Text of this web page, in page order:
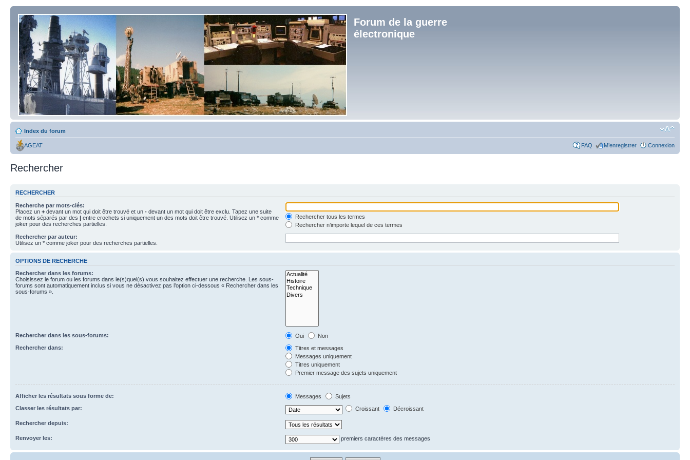
Forum de la guerre
électronique
Index du forum
AGEAT FAQ M’enregistrer Connexion
Rechercher
RECHERCHER
Recherche par mots-clés:
Placez un + devant un mot qui doit être trouvé et un - devant un mot qui doit être exclu. Tapez une suite
de mots séparés par des | entre crochets si uniquement un des mots doit être trouvé. Utilisez un * comme
joker pour des recherches partielles.
Rechercher tous les termes
Rechercher n’importe lequel de ces termes
Rechercher par auteur:
Utilisez un * comme joker pour des recherches partielles.
OPTIONS DE RECHERCHE
Rechercher dans les forums:
Choisissez le forum ou les forums dans le(s)quel(s) vous souhaitez effectuer une recherche. Les sous-
forums sont automatiquement inclus si vous ne désactivez pas l’option ci-dessous « Rechercher dans les
sous-forums ».
Rechercher dans les sous-forums: Oui
Non
Rechercher dans:
Titres et messages
Messages uniquement
Titres uniquement
Premier message des sujets uniquement
Afficher les résultats sous forme de: Messages
Sujets
Classer les résultats par:
Croissant Décroissant
Rechercher depuis:
Renvoyer les: premiers caractères des messages